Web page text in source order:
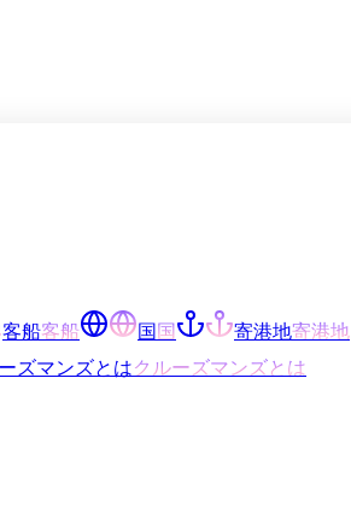
客船客船 国国 寄港地寄港地
ズマンズとはクルーズマンズとは